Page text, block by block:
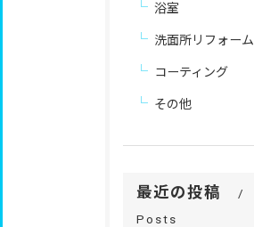
浴室
洗面所リフォーム
コーティング
その他
最近の投稿
Posts